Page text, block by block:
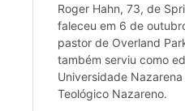
Roger Hahn, 73, de
faleceu em 6 de
pastor de Overland
também serviu como
Universidade
Teológico Nazareno.